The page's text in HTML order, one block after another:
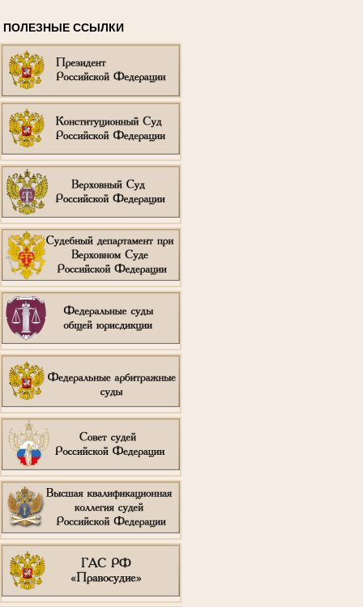
ПОЛЕЗНЫЕ ССЫЛКИ